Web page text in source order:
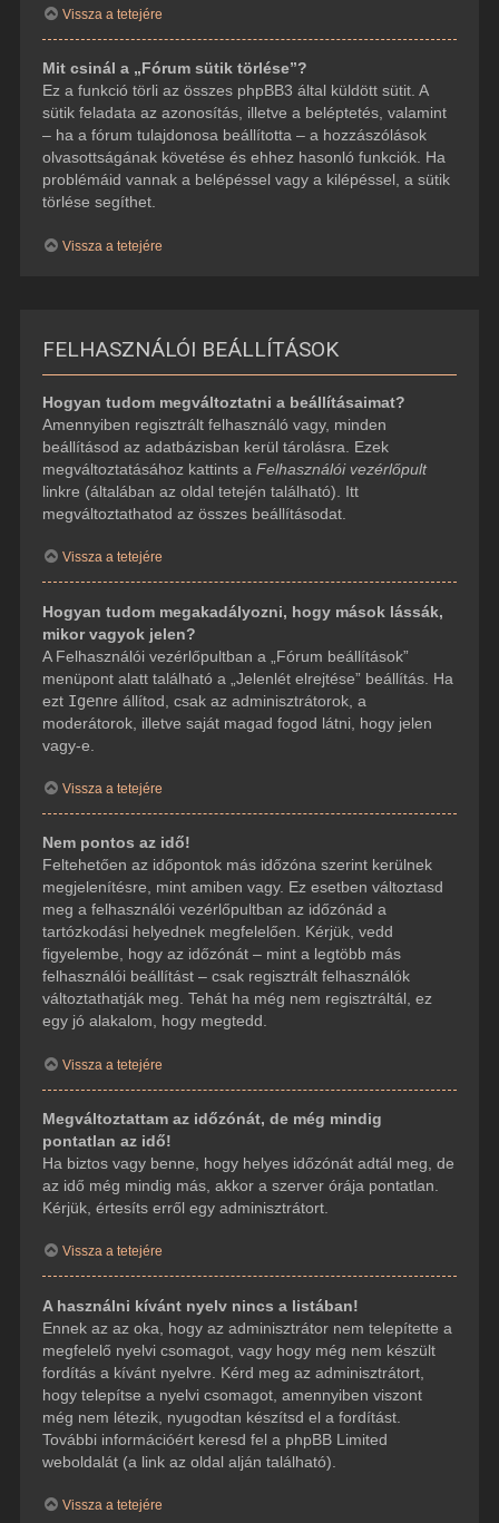
Vissza a tetejére
Mit csinál a „Fórum sütik törlése”?
Ez a funkció törli az összes phpBB3 által küldött sütit. A
sütik feladata az azonosítás, illetve a beléptetés, valamint
– ha a fórum tulajdonosa beállította – a hozzászólások
olvasottságának követése és ehhez hasonló funkciók. Ha
problémáid vannak a belépéssel vagy a kilépéssel, a sütik
törlése segíthet.
Vissza a tetejére
FELHASZNÁLÓI BEÁLLÍTÁSOK
Hogyan tudom megváltoztatni a beállításaimat?
Amennyiben regisztrált felhasználó vagy, minden
beállításod az adatbázisban kerül tárolásra. Ezek
megváltoztatásához kattints a Felhasználói vezérlőpult
linkre (általában az oldal tetején található). Itt
megváltoztathatod az összes beállításodat.
Vissza a tetejére
Hogyan tudom megakadályozni, hogy mások lássák,
mikor vagyok jelen?
A Felhasználói vezérlőpultban a „Fórum beállítások”
menüpont alatt található a „Jelenlét elrejtése” beállítás. Ha
ezt Igenre állítod, csak az adminisztrátorok, a
moderátorok, illetve saját magad fogod látni, hogy jelen
vagy-e.
Vissza a tetejére
Nem pontos az idő!
Feltehetően az időpontok más időzóna szerint kerülnek
megjelenítésre, mint amiben vagy. Ez esetben változtasd
meg a felhasználói vezérlőpultban az időzónád a
tartózkodási helyednek megfelelően. Kérjük, vedd
figyelembe, hogy az időzónát – mint a legtöbb más
felhasználói beállítást – csak regisztrált felhasználók
változtathatják meg. Tehát ha még nem regisztráltál, ez
egy jó alakalom, hogy megtedd.
Vissza a tetejére
Megváltoztattam az időzónát, de még mindig
pontatlan az idő!
Ha biztos vagy benne, hogy helyes időzónát adtál meg, de
az idő még mindig más, akkor a szerver órája pontatlan.
Kérjük, értesíts erről egy adminisztrátort.
Vissza a tetejére
A használni kívánt nyelv nincs a listában!
Ennek az az oka, hogy az adminisztrátor nem telepítette a
megfelelő nyelvi csomagot, vagy hogy még nem készült
fordítás a kívánt nyelvre. Kérd meg az adminisztrátort,
hogy telepítse a nyelvi csomagot, amennyiben viszont
még nem létezik, nyugodtan készítsd el a fordítást.
További információért keresd fel a phpBB Limited
weboldalát (a link az oldal alján található).
Vissza a tetejére